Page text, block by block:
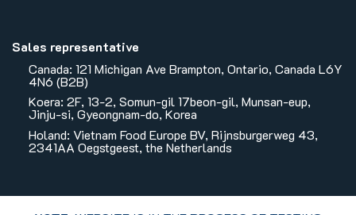
Sales representative
Canada: 121 Michigan Ave Brampton, Ontario, Canada L6Y
4N6 (B2B)
Koera: 2F, 13-2, Somun-gil 17beon-gil, Munsan-eup,
Jinju-si, Gyeongnam-do, Korea
Holand: Vietnam Food Europe BV, Rijnsburgerweg 43,
2341AA Oegstgeest, the Netherlands